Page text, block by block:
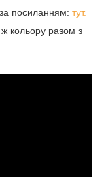
посиланням: тут.
кольору разом з